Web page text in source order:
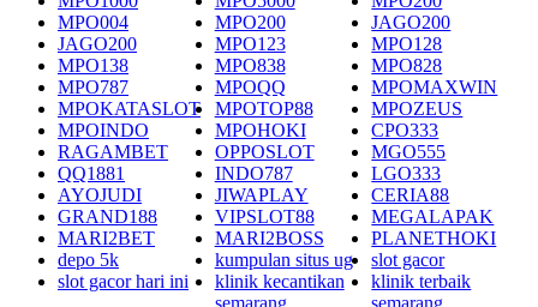
MPO004
MPO200
JAGO200
JAGO200
MPO123
MPO128
MPO138
MPO838
MPO828
MPO787
MPOQQ
MPOMAXWIN
MPOKATASLOT
MPOTOP88
MPOZEUS
MPOINDO
MPOHOKI
CPO333
RAGAMBET
OPPOSLOT
MGO555
QQ1881
INDO787
LGO333
AYOJUDI
JIWAPLAY
CERIA88
GRAND188
VIPSLOT88
MEGALAPAK
MARI2BET
MARI2BOSS
PLANETHOKI
depo 5k
kumpulan situs ug
slot gacor
slot gacor hari ini
klinik kecantikan
semarang
klinik terbaik
semarang